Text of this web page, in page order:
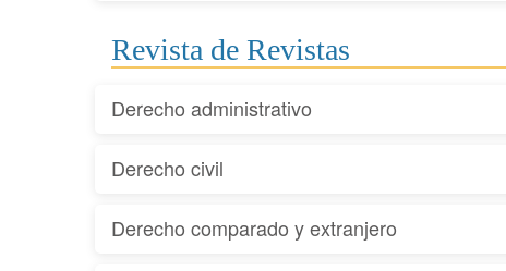
Revista de Revistas
Derecho administrativo
Derecho civil
Derecho comparado y extranjero